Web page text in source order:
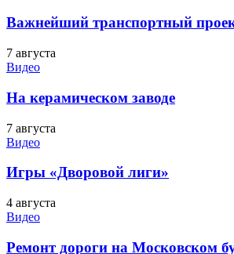
Важнейший транспортный
7 августа
Видео
На керамическом заводе
7 августа
Видео
Игры «Дворовой лиги»
4 августа
Видео
Ремонт дороги на Московском